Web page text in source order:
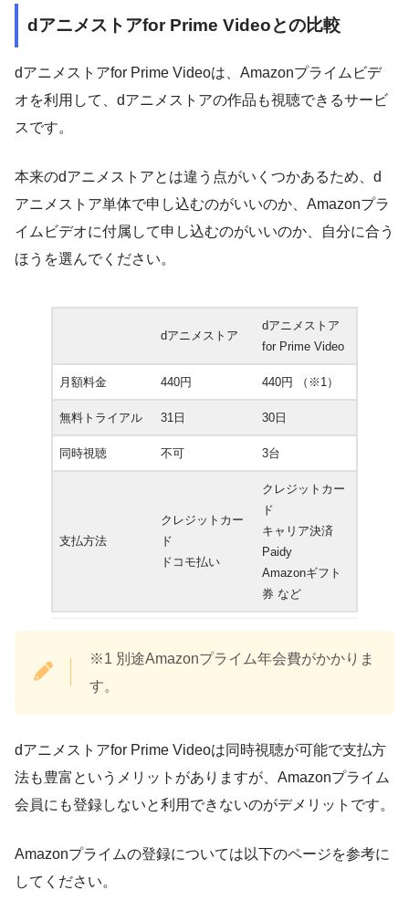
dアニメストアfor Prime Videoとの比較
dアニメストアfor Prime Videoは、Amazonプライムビデ
オを利用して、dアニメストアの作品も視聴できるサービ
スです。
本来のdアニメストアとは違う点がいくつかあるため、d
アニメストア単体で申し込むのがいいのか、Amazonプラ
イムビデオに付属して申し込むのがいいのか、自分に合う
ほうを選んでください。
dアニメストア
dアニメストア
for Prime Video
月額料金 440円 440円 （※1）
無料トライアル 31日 30日
同時視聴 不可 3台
支払方法
クレジットカー
ド
ドコモ払い
クレジットカー
ド
キャリア決済
Paidy
Amazonギフト
券 など
※1 別途Amazonプライム年会費がかかりま
す。
dアニメストアfor Prime Videoは同時視聴が可能で支払方
法も豊富というメリットがありますが、Amazonプライム
会員にも登録しないと利用できないのがデメリットです。
Amazonプライムの登録については以下のページを参考に
してください。